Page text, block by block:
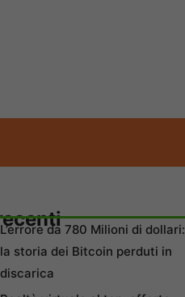
L’errore da 780 Milioni di dollari:
la storia dei Bitcoin perduti in
discarica